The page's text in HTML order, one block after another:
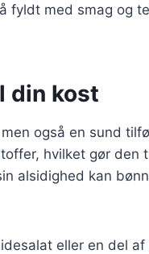
fyldt med smag og
din kost
også en sund
hvilket gør den
alsidighed kan
eller en del